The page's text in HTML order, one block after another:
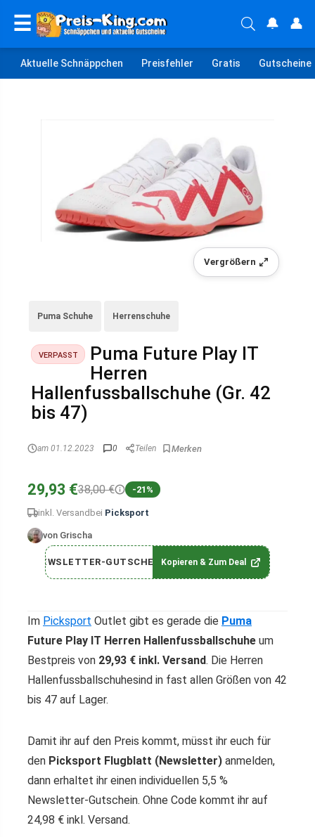
☰ 🔔 👤
Aktuelle Schnäppchen Preisfehler Gratis Gutscheine
Vergrößern
Puma Schuhe Herrenschuhe
VERPASST
Puma Future Play IT
Herren
Hallenfussballschuhe (Gr. 42
bis 47)
am 01.12.2023 0 Teilen
29,93 €38,00 € -21%
inkl. Versand bei Picksport
von Grischa
NEWSLETTER-GUTSCHEINKopieren & Zum Deal
Im Picksport Outlet gibt es gerade die Puma
Future Play IT Herren Hallenfussballschuhe um
Bestpreis von 29,93 € inkl. Versand. Die Herren
Hallenfussballschuhesind in fast allen Größen von 42
bis 47 auf Lager.
Damit ihr auf den Preis kommt, müsst ihr euch für
den Picksport Flugblatt (Newsletter) anmelden,
dann erhaltet ihr einen individuellen 5,5 %
Newsletter-Gutschein. Ohne Code kommt ihr auf
24,98 € inkl. Versand.